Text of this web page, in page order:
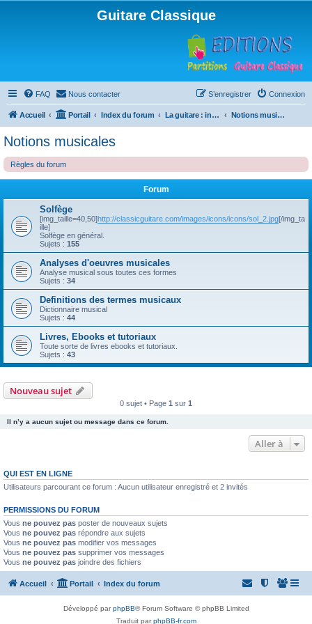
Guitare Classique
FAQ Nous contacter Connexion
S’enregistrer
Accueil Portail Index du forum La guitare : instrument, cours et théorie Notions musicales
Notions musicales
Règles du forum
Forum
Solfège
[img_taille=40,50]http://classicguitare.com/images/icons/icons/sol_2.jpg[/img_ta
ille]
Solfège en général.
Sujets : 155
Analyses d'oeuvres musicales
Analyse musical sous toutes ces formes
Sujets : 34
Definitions des termes musicaux
Dictionnaire musical
Sujets : 44
Livres, Ebooks et tutoriaux
Toute sorte de livres ebooks et tutoriaux.
Sujets : 43
Nouveau sujet
0 sujet • Page 1 sur 1
Il n’y a aucun sujet ou message dans ce forum.
Aller à
QUI EST EN LIGNE
Utilisateurs parcourant ce forum : Aucun utilisateur enregistré et 2 invités
PERMISSIONS DU FORUM
Vous ne pouvez pas poster de nouveaux sujets
Vous ne pouvez pas répondre aux sujets
Vous ne pouvez pas modifier vos messages
Vous ne pouvez pas supprimer vos messages
Vous ne pouvez pas joindre des fichiers
Accueil Portail Index du forum
Développé parphpBB® Forum Software © phpBB Limited
Traduit parphpBB-fr.com